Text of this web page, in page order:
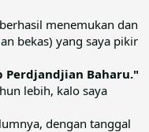
menemukan dan
bekas) yang saya pikir
Baharu."
lebih, kalo saya
dengan tanggal